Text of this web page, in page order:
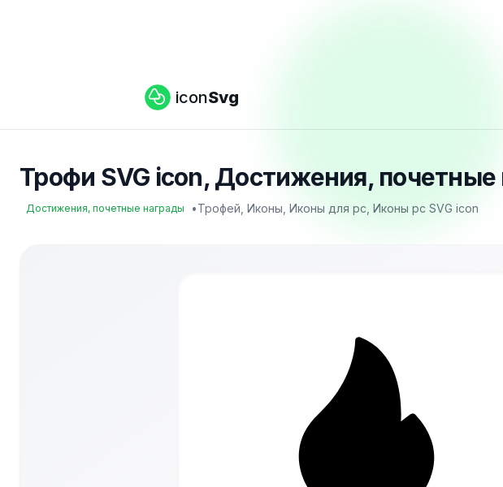
iconSvg
Трофи SVG icon, Достижения,
Достижения, почетные награды •Трофей, Иконы, Иконы для pc, Иконы pc SVG icon